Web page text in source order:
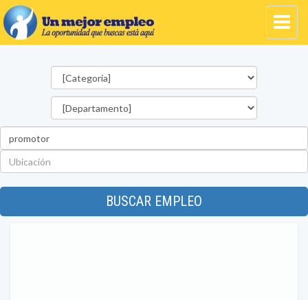
BUSCAR EMPLEO